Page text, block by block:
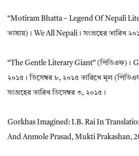
“Motiram Bhatta – Legend Of Nepali
ভাষায়)। We All Nepali। সংগ্রহের তারিখ
“The Gentle Literary Giant” (পিডিএফ)।
২০১৫। ডিসেম্বর ৮, ২০১৫ তারিখে মূল
সংগ্রহের তারিখ ডিসেম্বর ৩, ২০১৫।
Gorkhas Imagined: I.B. Rai In
And Anmole Prasad, Mukti Prakashan,